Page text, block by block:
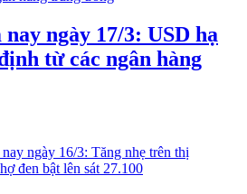
ngày 17/3: USD hạ
từ các ngân hàng